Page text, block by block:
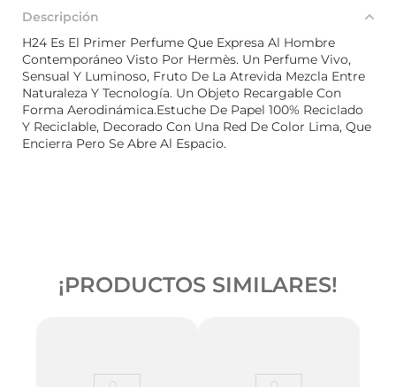
Descripción
H24 Es El Primer Perfume Que Expresa Al Hombre
Contemporáneo Visto Por Hermès. Un Perfume Vivo,
Sensual Y Luminoso, Fruto De La Atrevida Mezcla Entre
Naturaleza Y Tecnología. Un Objeto Recargable Con
Forma Aerodinámica.Estuche De Papel 100% Reciclado
Y Reciclable, Decorado Con Una Red De Color Lima, Que
Encierra Pero Se Abre Al Espacio.
¡PRODUCTOS SIMILARES!